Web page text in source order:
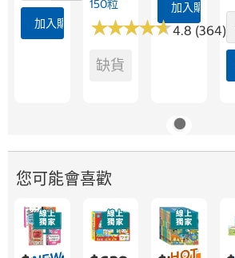
加入購物車
150粒
★★★★★
★★★★★4.8 (364)
缺貨
加入購物車
您可能會喜歡